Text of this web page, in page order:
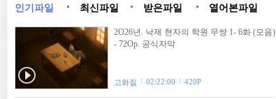
인기파일 최신파일 받은파일 열어본파일
2O26년. 낙제 현자의 학원 무쌍 1- 6화 (모음)
- 72Op. 공식자막
고화질 02:22:00 420P